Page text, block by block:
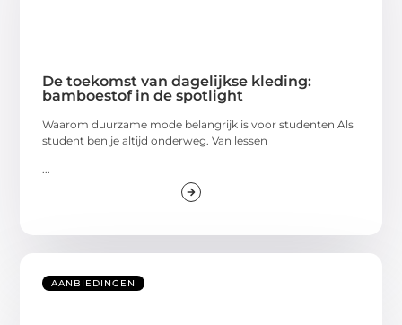
De toekomst van dagelijkse kleding:
bamboestof in de spotlight
Waarom duurzame mode belangrijk is voor studenten Als
student ben je altijd onderweg. Van lessen
...
AANBIEDINGEN